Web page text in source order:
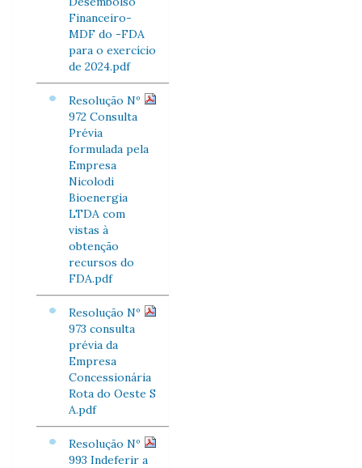
Financeiro-
MDF do -FDA
para o exercício
de 2024.pdf
Resolução Nº
972 Consulta
Prévia
formulada pela
Empresa
Nicolodi
Bioenergia
LTDA com
vistas à
obtenção
recursos do
FDA.pdf
Resolução Nº
973 consulta
prévia da
Empresa
Concessionária
Rota do Oeste S
A.pdf
Resolução Nº
993 Indeferir a